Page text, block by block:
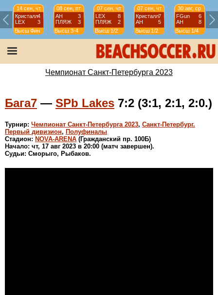
14 сен, чт
Кристалл4
LEX
3
Высш Фин
08 сен, пт
АН
3
ПЛЯЖ
3
Высш 3-4
07 сен, чт
LEX
8
ПЛЯЖ
2
Высш 1/2
07 сен, чт
Кристалл7
АН
5
Высш 1/2
30 авг, ср
FGun
6
АН
8
Высш 1/4
Чемпионат Санкт-Петербурга 2023
Бага7 — SPb Lakes 7:2 (3:1, 2:1, 2:0.)
Турнир: Чемпионат Санкт-Петербурга 2023, Санкт-Петербург.
Первый дивизион, Полуфиналы
Стадион: NOVA-ARENA (Гражданский пр. 100Б)
Начало: чт, 17 авг 2023 в 20:00 (матч завершен).
Судьи: Сморыго, Рыбаков.